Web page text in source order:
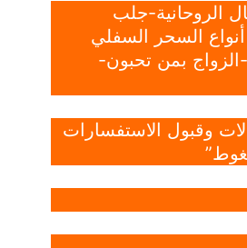
الروحانية-جلب
السحر السفلي
بمن تحبون-
وقبول الاستفسارات